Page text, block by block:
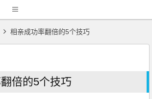
相亲成功率翻倍的5个技巧
倍的5个技巧